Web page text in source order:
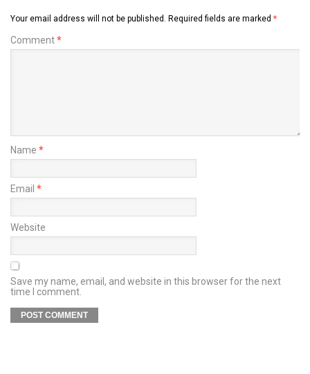
Your email address will not be published. Required fields are marked *
Comment*
Name *
Email *
Website
Save my name, email, and website in this browser for the next
time I comment.